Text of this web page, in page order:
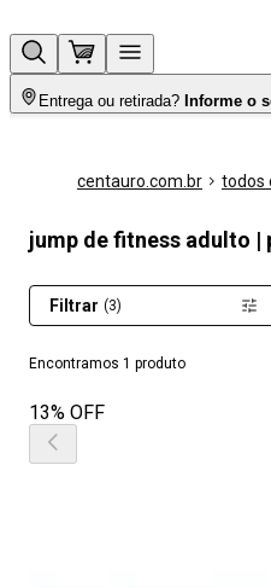
Entrega ou retirada? Informe o
centauro.com.br todos
jump de fitness adulto |
Encontramos 1 produto
Filtrar (3)
13% OFF